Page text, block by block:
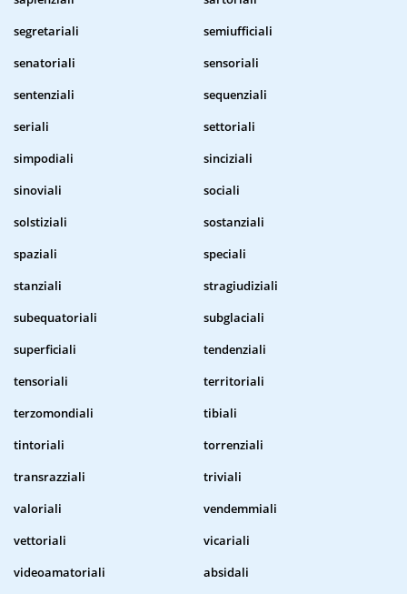
segretariali
semiufficiali
senatoriali
sensoriali
sentenziali
sequenziali
seriali
settoriali
simpodiali
sinciziali
sinoviali
sociali
solstiziali
sostanziali
spaziali
speciali
stanziali
stragiudiziali
subequatoriali
subglaciali
superficiali
tendenziali
tensoriali
territoriali
terzomondiali
tibiali
tintoriali
torrenziali
transrazziali
triviali
valoriali
vendemmiali
vettoriali
vicariali
videoamatoriali
absidali